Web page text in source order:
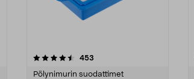
453
Pölynimurin suodattimet
4.5 viidestä